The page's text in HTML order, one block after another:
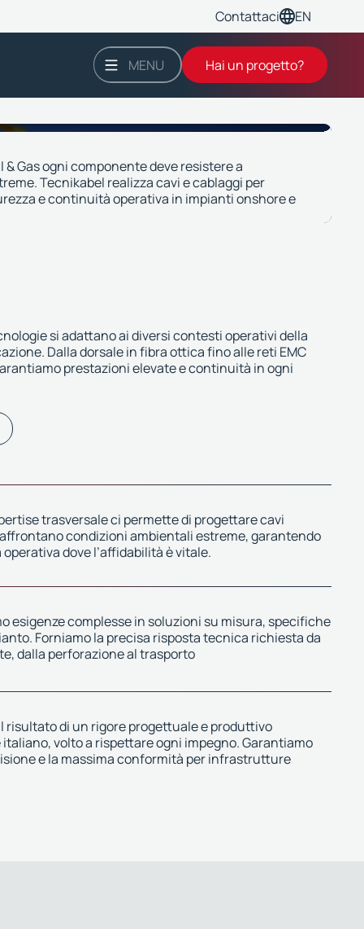
Contattaci EN
MENU Hai un progetto?
& Gas ogni componente deve resistere a
Tecnikabel realizza cavi e cablaggi per
e continuità operativa in impianti onshore e
si adattano ai diversi contesti operativi della
Dalla dorsale in fibra ottica fino alle reti EMC
prestazioni elevate e continuità in ogni
trasversale ci permette di progettare cavi
condizioni ambientali estreme, garantendo
dove l’affidabilità è vitale.
esigenze complesse in soluzioni su misura, specifiche
Forniamo la precisa risposta tecnica richiesta da
dalla perforazione al trasporto
risultato di un rigore progettuale e produttivo
volto a rispettare ogni impegno. Garantiamo
e la massima conformità per infrastrutture